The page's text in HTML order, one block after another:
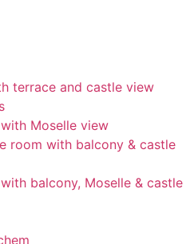
terrace and castle view
Moselle view
room with balcony & castle
balcony, Moselle & castle